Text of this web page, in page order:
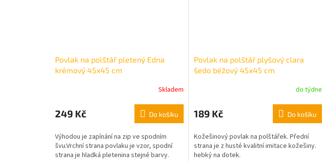
Povlak na polštář pletený Edna
krémový 45x45 cm
Skladem
249 Kč Do košíku
Výhodou je zapínání na zip ve spodním
švu.Vrchní strana povlaku je vzor, spodní
strana je hladká pletenina stejné barvy.
Povlak na polštář plyšový clara
šedo béžový 45x45 cm
do týdne
189 Kč Do košíku
Kožešinový povlak na polštářek. Přední
strana je z husté kvalitní imitace kožešiny.
hebký na dotek.